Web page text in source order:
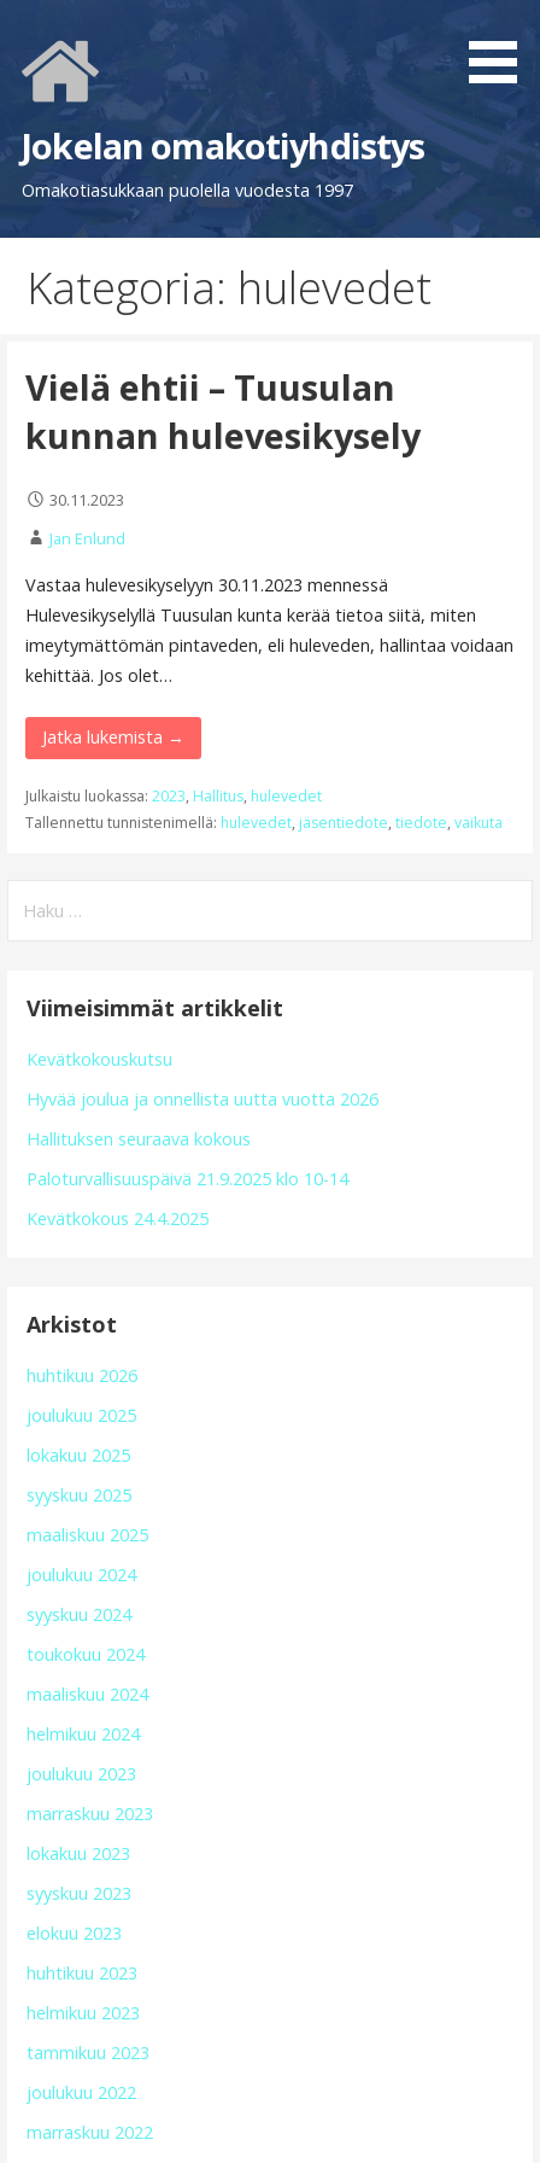
sisältöön
Jokelan omakotiyhdistys
Omakotiasukkaan puolella vuodesta 1997
Kategoria: hulevedet
Vielä ehtii – Tuusulan
kunnan hulevesikysely
30.11.2023
Jan Enlund
Vastaa hulevesikyselyyn 30.11.2023 mennessä
Hulevesikyselyllä Tuusulan kunta kerää tietoa siitä, miten
imeytymättömän pintaveden, eli huleveden, hallintaa voidaan
kehittää. Jos olet…
Jatka lukemista →
Julkaistu luokassa: 2023, Hallitus, hulevedet
Tallennettu tunnistenimellä: hulevedet, jäsentiedote, tiedote, vaikuta
Viimeisimmät artikkelit
Kevätkokouskutsu
Hyvää joulua ja onnellista uutta vuotta 2026
Hallituksen seuraava kokous
Paloturvallisuuspäivä 21.9.2025 klo 10-14
Kevätkokous 24.4.2025
Arkistot
huhtikuu 2026
joulukuu 2025
lokakuu 2025
syyskuu 2025
maaliskuu 2025
joulukuu 2024
syyskuu 2024
toukokuu 2024
maaliskuu 2024
helmikuu 2024
joulukuu 2023
marraskuu 2023
lokakuu 2023
syyskuu 2023
elokuu 2023
huhtikuu 2023
helmikuu 2023
tammikuu 2023
joulukuu 2022
marraskuu 2022